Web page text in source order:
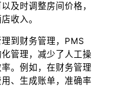
及时调整房间价格，
收入。
到财务管理，PMS
管理，减少了人工操
。例如，在财务管理
、生成账单，准确率